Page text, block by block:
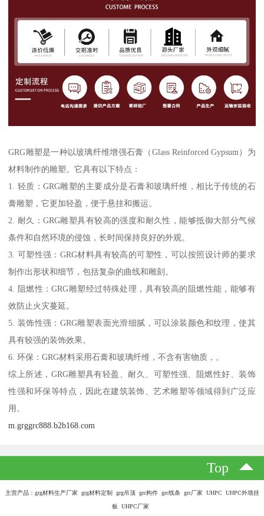
GRG雕塑是一种以玻璃纤维增强石膏（Glass Reinforced Gypsum）为
材料制作的雕塑。它具有以下特点：
1. 轻质：GRG雕塑的主要成分是石膏和玻璃纤维，相比于传统的石
膏雕塑，它更加轻盈，便于悬挂和搬运。
2. 耐久：GRG雕塑具有较高的强度和耐久性，能够抵御大部分气候
条件和自然环境的侵蚀，长时间保持良好的外观。
3. 可塑性强：GRG材料具有较高的可塑性，可以按照设计师的要求
制作出形状和细节，包括复杂的曲线和雕刻。
4. 阻燃性：GRG雕塑经过特殊处理，具有较高的阻燃性能，能够有
效防止火灾蔓延。
5. 装饰性强：GRG雕塑表面光滑细腻，可以涂装颜色和纹理，使其
具有较强的装饰效果。
6. 环保：GRG材料采用石膏和玻璃纤维，不含有害物质，。
综上所述，GRG雕塑具有轻盈、耐久、可塑性强、阻燃性好、装饰
性强和环保等特点，因此在建筑装饰、艺术雕塑等领域得到广泛应
用。
m.grggrc888.b2b168.com
Top
主营产品：grg材料生产厂家 grg材料定制 grg吊顶 grc构件 grc线条 grc厂家 UHPC UHPC外墙挂
板 UHPC厂家